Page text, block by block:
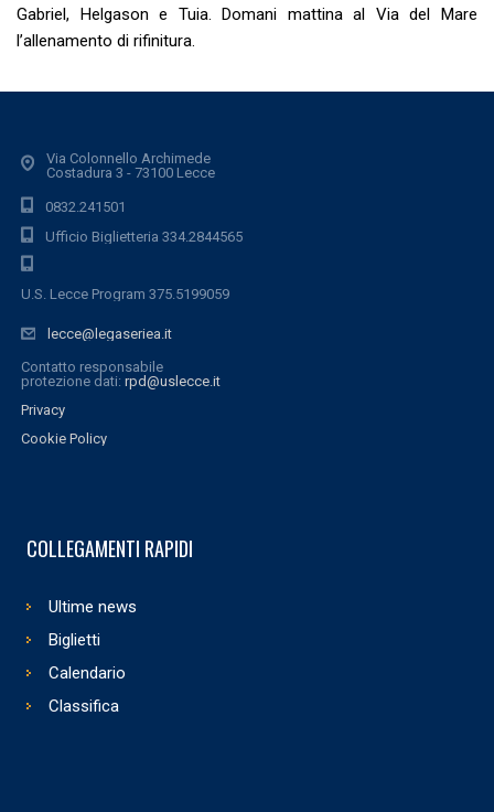
Gabriel, Helgason e Tuia. Domani mattina al Via del Mare
l’allenamento di rifinitura.
Via Colonnello Archimede
Costadura 3 - 73100 Lecce
0832.241501
Ufficio Biglietteria 334.2844565
U.S. Lecce Program 375.5199059
lecce@legaseriea.it
Contatto responsabile
protezione dati: rpd@uslecce.it
Privacy
Cookie Policy
COLLEGAMENTI RAPIDI
Ultime news
Biglietti
Calendario
Classifica